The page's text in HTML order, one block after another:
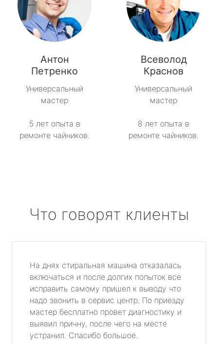
Антон
Петренко
Универсальный
мастер
5 лет опыта в
ремонте чайников.
Всеволод
Краснов
Универсальный
мастер
8 лет опыта в
ремонте чайников.
Что говорят клиенты
На днях стиральная машина отказалась
включаться и после долгих попыток все
исправить самому пришел к выводу что
надо звонить в сервис центр. По приезду
мастер бесплатно провет диагностику и
выявил причну, после чего на месте
устранил. Спасибо большое.